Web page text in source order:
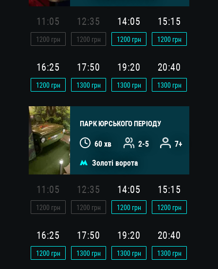
11:05
1200 грн
12:35
1200 грн
14:05
1200грн
15:15
1200грн
16:25
1200грн
17:50
1300грн
19:20
1300грн
20:40
1300грн
ПАРК ЮРСЬКОГО ПЕРІОДУ
60 хв 2-5 7+
Золоті ворота
11:05
1200 грн
12:35
1200 грн
14:05
1200грн
15:15
1200грн
16:25
1200грн
17:50
1300грн
19:20
1300грн
20:40
1300грн